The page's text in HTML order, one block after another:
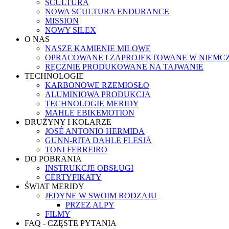
SCULTURA
NOWA SCULTURA ENDURANCE
MISSION
NOWY SILEX
O NAS
NASZE KAMIENIE MILOWE
OPRACOWANE I ZAPROJEKTOWANE W
RĘCZNIE PRODUKOWANE NA TAJWANIE
TECHNOLOGIE
KARBONOWE RZEMIOSŁO
ALUMINIOWA PRODUKCJA
TECHNOLOGIE MERIDY
MAHLE EBIKEMOTION
DRUŻYNY I KOLARZE
JOSÉ ANTONIO HERMIDA
GUNN-RITA DAHLE FLESJÅ
TONI FERREIRO
DO POBRANIA
INSTRUKCJE OBSŁUGI
CERTYFIKATY
ŚWIAT MERIDY
JEDYNE W SWOIM RODZAJU
PRZEZ ALPY
FILMY
FAQ - CZĘSTE PYTANIA